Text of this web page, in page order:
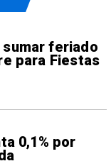
feriado
para Fiestas
0,1% por